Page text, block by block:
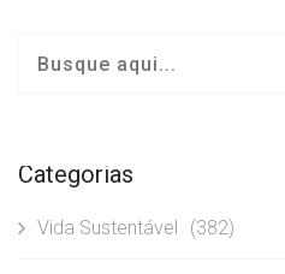
Categorias
Vida Sustentável (382)